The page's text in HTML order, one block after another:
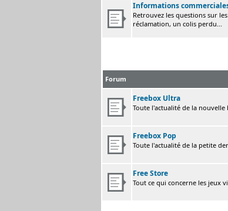
Informations
Retrouvez les questions sur
réclamation, un colis perdu...
Forum
Freebox Ultra
Toute l'actualité de la
Freebox Pop
Toute l'actualité de la petite
Free Store
Tout ce qui concerne les jeux